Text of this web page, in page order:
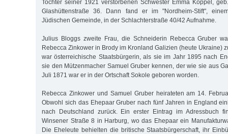
Tochter seiner 1921 verstorbenen Schwester Emma Koppel,
Glashüttenstraße 36. Dann fand er im "Nordheim-Stift",
Jüdischen Gemeinde, in der Schlachterstraße 40/42 Aufnahme.
Julius Bloggs zweite Frau, die Schneiderin Rebecca Gruber
Rebecca Zinkower in Brody im Kronland Galizien (heute Ukraine)
war österreichische Staatsbürgerin, als sie im Jahr 1895 nach
sie den Mützenmacher Samuel Gruber kennen, der wie sie aus
Juli 1871 war er in der Ortschaft Sokole geboren worden.
Rebecca Zinkower und Samuel Gruber heirateten am 14.
Obwohl sich das Ehepaar Gruber nach fünf Jahren in England
nach Deutschland zurück. Ein erster Eintrag im Adressbuch
Winsener Straße 8 in Harburg, wo das Ehepaar ein
Die Eheleute behielten die britische Staatsbürgerschaft, ihr